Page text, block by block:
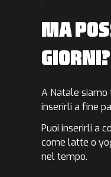
MA
GIORNI?
A Natale siamo
inserirli a fine
Puoi inserirli a
come latte o
nel tempo.